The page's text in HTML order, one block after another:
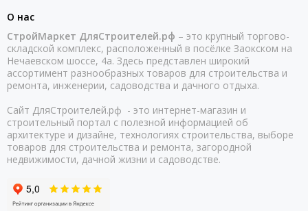
О нас
СтройМаркет ДляСтроителей.рф – это крупный торгово-
складской комплекс, расположенный в посёлке Заокском на
Нечаевском шоссе, 4а. Здесь представлен широкий
ассортимент разнообразных товаров для строительства и
ремонта, инженерии, садоводства и дачного отдыха.
Сайт ДляСтроителей.рф - это интернет-магазин и
строительный портал с полезной информацией об
архитектуре и дизайне, технологиях строительства, выборе
товаров для строительства и ремонта, загородной
недвижимости, дачной жизни и садоводстве.